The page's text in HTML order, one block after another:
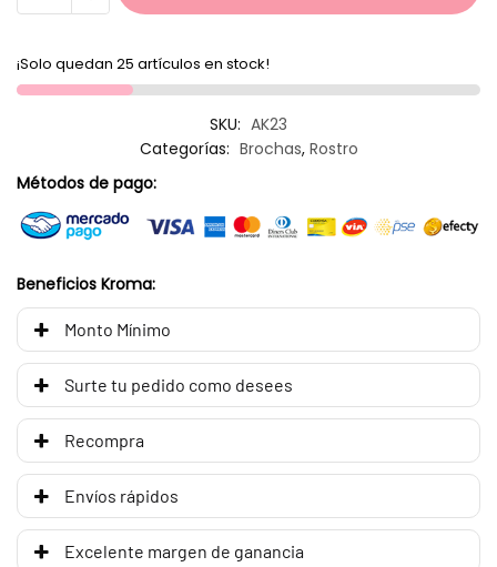
¡Solo quedan 25 artículos en stock!
SKU: AK23
Categorías: Brochas, Rostro
Métodos de pago:
Beneficios Kroma:
Monto Mínimo
Surte tu pedido como desees
Recompra
Envíos rápidos
Excelente margen de ganancia